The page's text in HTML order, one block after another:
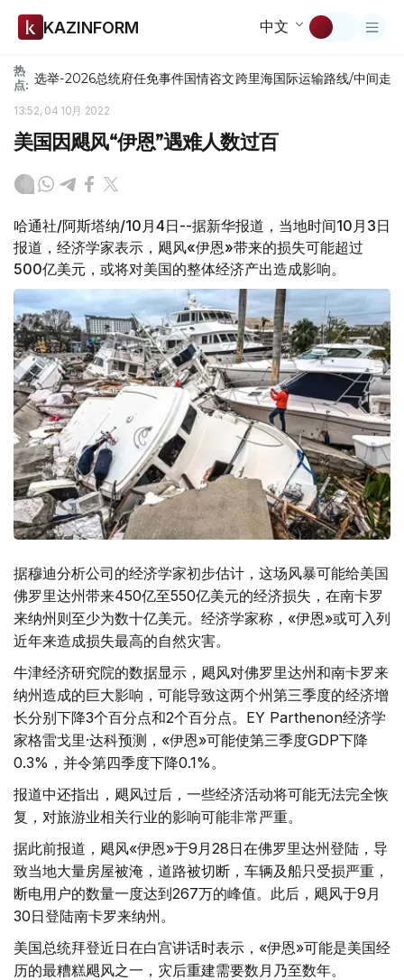
KAZINFORM 中文
热
点: 选举-2026总统府任免事件国情咨文跨里海国际运输路线/中间走廊
13:52, 04 10月 2022
美国因飓风“伊恩”遇难人数过百
哈通社/阿斯塔纳/10月4日--据新华报道，当地时间10月3日
报道，经济学家表示，飓风«伊恩»带来的损失可能超过
500亿美元，或将对美国的整体经济产出造成影响。
据穆迪分析公司的经济学家初步估计，这场风暴可能给美国
佛罗里达州带来450亿至550亿美元的经济损失，在南卡罗
来纳州则至少为数十亿美元。经济学家称，«伊恩»或可入列
近年来造成损失最高的自然灾害。
牛津经济研究院的数据显示，飓风对佛罗里达州和南卡罗来
纳州造成的巨大影响，可能导致这两个州第三季度的经济增
长分别下降3个百分点和2个百分点。EY Parthenon经济学
家格雷戈里·达科预测，«伊恩»可能使第三季度GDP下降
0.3%，并令第四季度下降0.1%。
报道中还指出，飓风过后，一些经济活动将可能无法完全恢
复，对旅游业相关行业的影响可能非常严重。
据此前报道，飓风«伊恩»于9月28日在佛罗里达州登陆，导
致当地大量房屋被淹，道路被切断，车辆及船只受损严重，
断电用户的数量一度达到267万的峰值。此后，飓风于9月
30日登陆南卡罗来纳州。
美国总统拜登近日在白宫讲话时表示，«伊恩»可能是美国经
历的最糟糕飓风之一，灾后重建需要数月乃至数年。